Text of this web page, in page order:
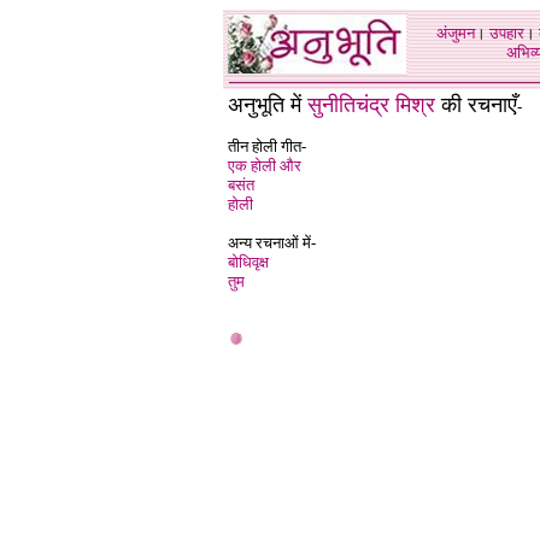
अंजुमन।उपहार।
अनुभूति मेंसुनीतिचंद्र मिश्र की रचनाएँ-
तीन होली गीत-
एक होली और
बसंत
होली
अन्य रचनाओं में-
बोधिवृक्ष
तुम